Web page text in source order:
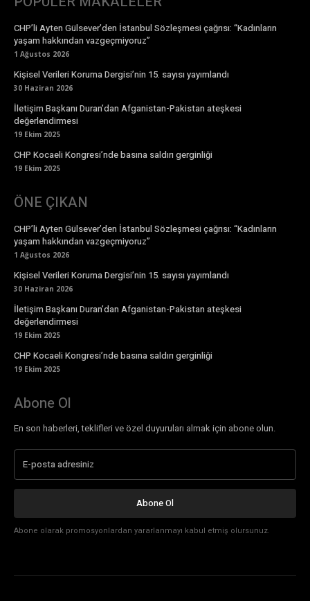
CHP’li Ayten Gülsever’den İstanbul Sözleşmesi çağrısı: “Kadınların
yaşam hakkından vazgeçmiyoruz”
1 Ağustos 2026
Kişisel Verileri Koruma Dergisi’nin 15. sayısı yayımlandı
30 Haziran 2026
İletişim Başkanı Duran’dan Afganistan-Pakistan ateşkesi
değerlendirmesi
19 Ekim 2025
CHP Kocaeli Kongresi’nde basına saldırı gerginliği
19 Ekim 2025
ÖNE ÇIKAN
CHP’li Ayten Gülsever’den İstanbul Sözleşmesi çağrısı: “Kadınların
yaşam hakkından vazgeçmiyoruz”
1 Ağustos 2026
Kişisel Verileri Koruma Dergisi’nin 15. sayısı yayımlandı
30 Haziran 2026
İletişim Başkanı Duran’dan Afganistan-Pakistan ateşkesi
değerlendirmesi
19 Ekim 2025
CHP Kocaeli Kongresi’nde basına saldırı gerginliği
19 Ekim 2025
Abone Ol
En son haberleri, teklifleri ve özel duyuruları almak için abone olun.
Abone Ol
Abone olarak promosyonlardan yararlanmayı kabul etmiş olursunuz.